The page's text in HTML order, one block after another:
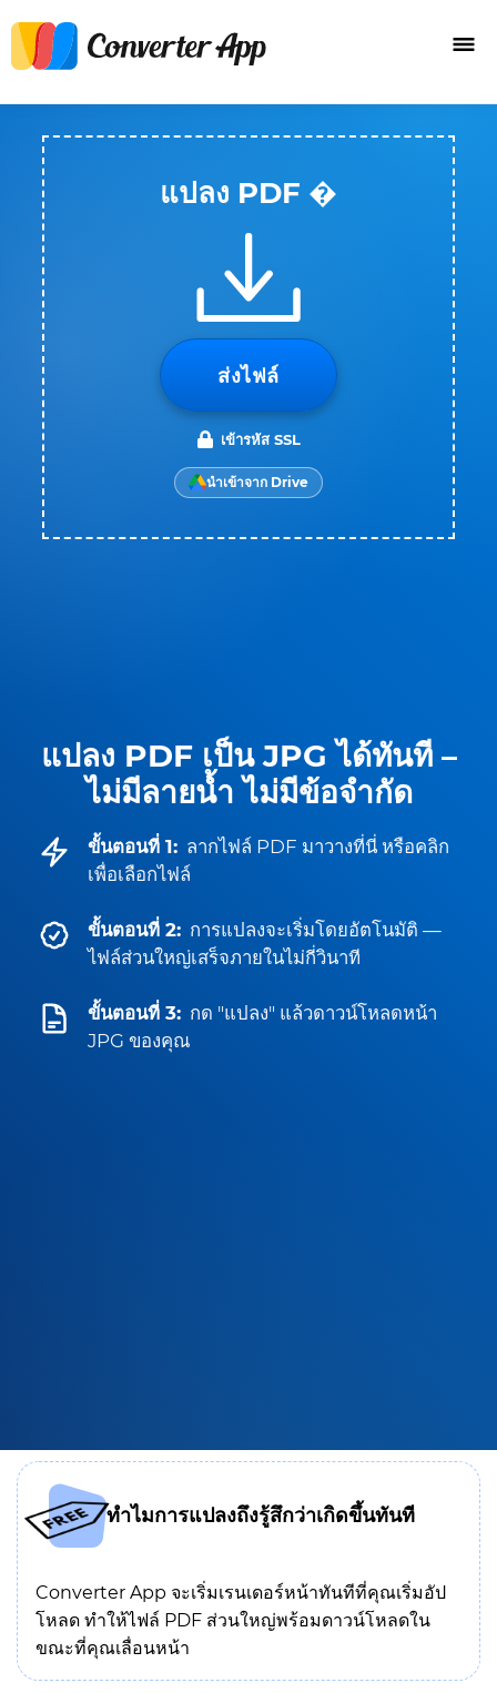
แปลง PDF เป็น JPG ได้ทันที –
ไม่มีลายน้ำ ไม่มีข้อจำกัด
ขั้นตอนที่ 1: ลากไฟล์ PDF มาวางที่นี่ หรือคลิก
เพื่อเลือกไฟล์
ขั้นตอนที่ 2: การแปลงจะเริ่มโดยอัตโนมัติ —
ไฟล์ส่วนใหญ่เสร็จภายในไม่กี่วินาที
ขั้นตอนที่ 3: กด "แปลง" แล้วดาวน์โหลดหน้า
JPG ของคุณ
แปลง PDF �
ส่งไฟล์
เข้ารหัส SSL
นำเข้าจาก Drive
ทำไมการแปลงถึงรู้สึกว่าเกิดขึ้นทันที
Converter App จะเริ่มเรนเดอร์หน้าทันทีที่คุณเริ่มอัป
โหลด ทำให้ไฟล์ PDF ส่วนใหญ่พร้อมดาวน์โหลดใน
ขณะที่คุณเลื่อนหน้า